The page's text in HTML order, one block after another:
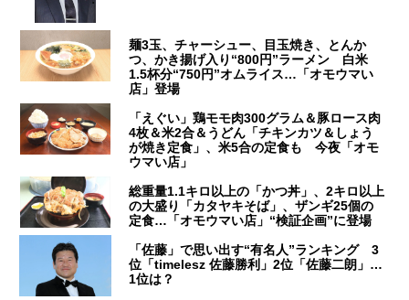
麺3玉、チャーシュー、目玉焼き、とんか
つ、かき揚げ入り“800円”ラーメン 白米
1.5杯分“750円”オムライス…「オモウマい
店」登場
「えぐい」鶏モモ肉300グラム＆豚ロース肉
4枚＆米2合＆うどん「チキンカツ＆しょう
が焼き定食」、米5合の定食も 今夜「オモ
ウマい店」
総重量1.1キロ以上の「かつ丼」、2キロ以上
の大盛り「カタヤキそば」、ザンギ25個の
定食…「オモウマい店」“検証企画”に登場
「佐藤」で思い出す“有名人”ランキング 3
位「timelesz 佐藤勝利」2位「佐藤二朗」…
1位は？